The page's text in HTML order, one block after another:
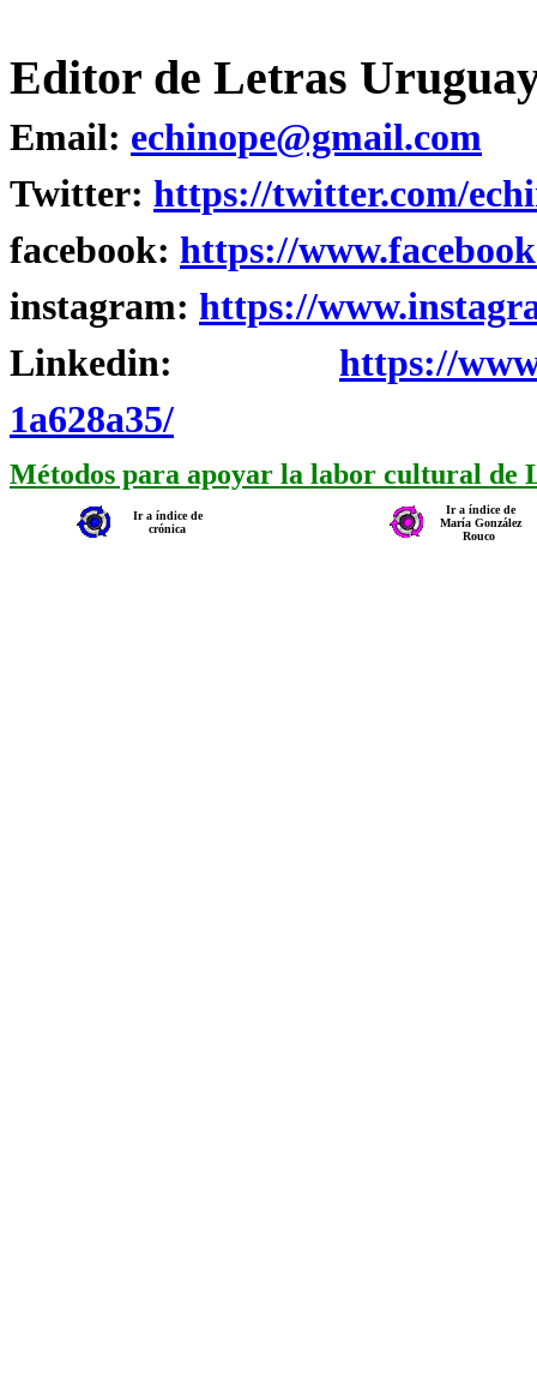
Editor de Letras
Email: echinope@gmail.com
Twitter: https://twitter.com/
facebook: https://
instagram: https://
Linkedin: https://
1a628a35/
Métodos para apoyar la labor cultural de
Ir a índice de
crónica
Ir a índice de
María González
Rouco